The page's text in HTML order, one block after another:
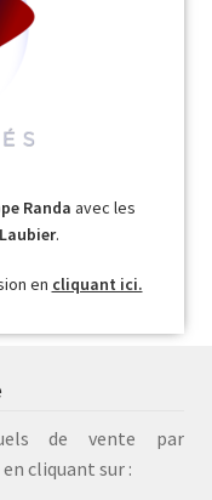
Randa avec les
.
en cliquant ici.
de vente par
cliquant sur :